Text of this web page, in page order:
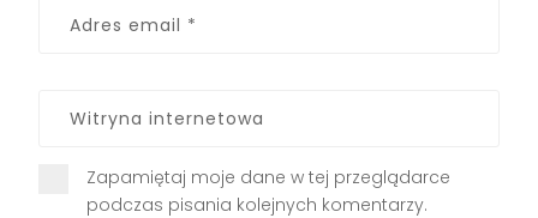
Zapamiętaj moje dane w tej przeglądarce
podczas pisania kolejnych komentarzy.